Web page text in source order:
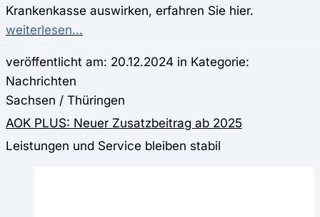
Krankenkasse auswirken, erfahren Sie hier.
weiterlesen...
veröffentlicht am: 20.12.2024 in Kategorie:
Nachrichten
Sachsen / Thüringen
AOK PLUS: Neuer Zusatzbeitrag ab 2025
Leistungen und Service bleiben stabil